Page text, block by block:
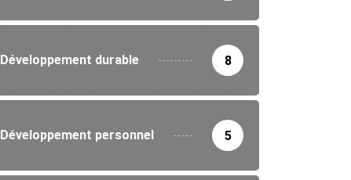
Développement durable 8
Développement personnel 5